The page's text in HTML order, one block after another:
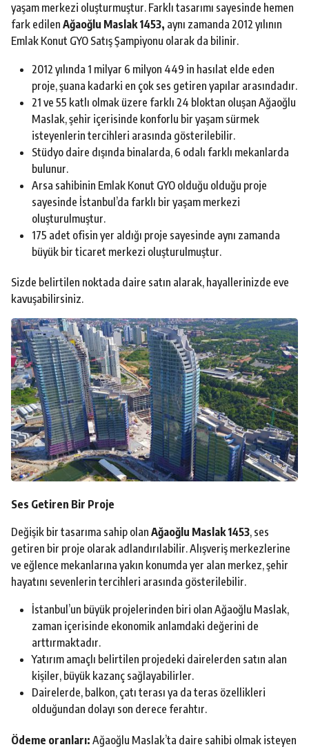
yaşam merkezi oluşturmuştur. Farklı tasarımı sayesinde hemen
fark edilen Ağaoğlu Maslak 1453, aynı zamanda 2012 yılının
Emlak Konut GYO Satış Şampiyonu olarak da bilinir.
2012 yılında 1 milyar 6 milyon 449 in hasılat elde eden
proje, şuana kadarki en çok ses getiren yapılar arasındadır.
21 ve 55 katlı olmak üzere farklı 24 bloktan oluşan Ağaoğlu
Maslak, şehir içerisinde konforlu bir yaşam sürmek
isteyenlerin tercihleri arasında gösterilebilir.
Stüdyo daire dışında binalarda, 6 odalı farklı mekanlarda
bulunur.
Arsa sahibinin Emlak Konut GYO olduğu olduğu proje
sayesinde İstanbul’da farklı bir yaşam merkezi
oluşturulmuştur.
175 adet ofisin yer aldığı proje sayesinde aynı zamanda
büyük bir ticaret merkezi oluşturulmuştur.
Sizde belirtilen noktada daire satın alarak, hayallerinizde eve
kavuşabilirsiniz.
Ses Getiren Bir Proje
Değişik bir tasarıma sahip olan Ağaoğlu Maslak 1453, ses
getiren bir proje olarak adlandırılabilir. Alışveriş merkezlerine
ve eğlence mekanlarına yakın konumda yer alan merkez, şehir
hayatını sevenlerin tercihleri arasında gösterilebilir.
İstanbul’un büyük projelerinden biri olan Ağaoğlu Maslak,
zaman içerisinde ekonomik anlamdaki değerini de
arttırmaktadır.
Yatırım amaçlı belirtilen projedeki dairelerden satın alan
kişiler, büyük kazanç sağlayabilirler.
Dairelerde, balkon, çatı terası ya da teras özellikleri
olduğundan dolayı son derece ferahtır.
Ödeme oranları: Ağaoğlu Maslak’ta daire sahibi olmak isteyen